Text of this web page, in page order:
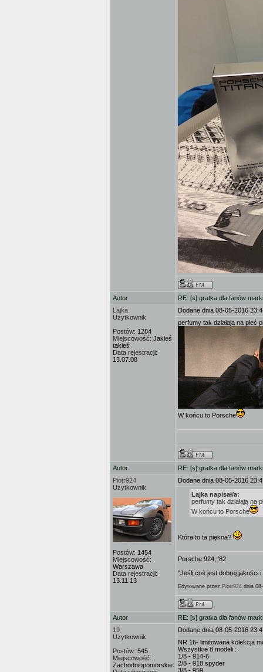
Autor
RE: [s] gratka dla fanów marki
Lajka
Użytkownik
Postów: 1284
Miejscowość: Jakieś
takieś
Data rejestracji:
13.07.08
Dodane dnia 08-05-2016
perfumy tak działają na płeć
W końcu to Porsche
Autor
RE: [s] gratka dla fanów marki
Piotr924
Użytkownik
Postów: 1454
Miejscowość:
Warszawa
Data rejestracji:
13.11.13
Dodane dnia 08-05-2016
Lajka napisał/a:
perfumy tak działają na
W końcu to Porsche
Która to ta piękna?
Porsche 924, '82
"Jeśli coś jest dobrej jakości
Edytowane przez Piotr924 dnia
Autor
RE: [s] gratka dla fanów marki
19
Użytkownik
Postów: 545
Miejscowość:
Zachodniopomorskie
Dodane dnia 08-05-2016
NR 16- limitowana kolekcja
Wszystkie 8 modeli :
1/8 - 914-6
2/8 - 918 spyder
3/8 - 959